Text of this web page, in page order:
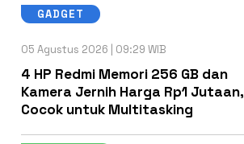
GADGET
05 Agustus 2026 | 09:29 WIB
4 HP Redmi Memori 256 GB dan
Kamera Jernih Harga Rp1 Jutaan,
Cocok untuk Multitasking